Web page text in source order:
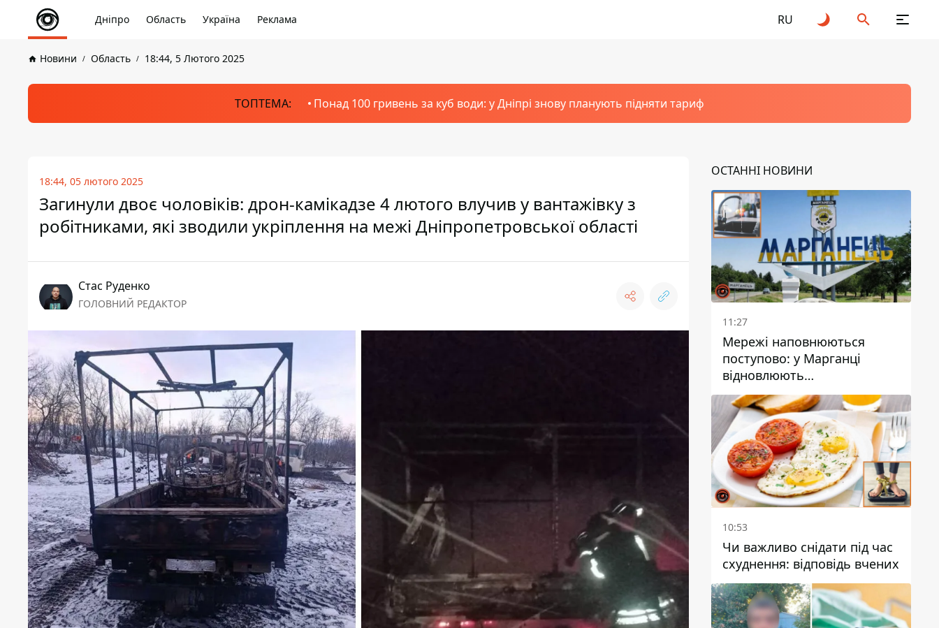
Дніпро Область Україна Реклама RU
Новини Область 18:44, 5 Лютого 2025
ТОПТЕМА: Понад 100 гривень за куб води: у Дніпрі знову планують підняти тариф
18:44, 05 лютого 2025
Загинули двоє чоловіків: дрон-камікадзе 4 лютого влучив у вантажівку з
робітниками, які зводили укріплення на межі Дніпропетровської області
Стас Руденко
ГОЛОВНИЙ РЕДАКТОР
ОСТАННІ НОВИНИ
11:27
Мережі наповнюються
поступово: у Марганці
відновлюють
водопостачання
10:53
Чи важливо снідати під час
схуднення: відповідь вчених